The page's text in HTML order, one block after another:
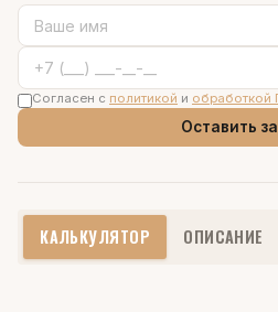
Согласен с политикой и обработкой
Оставить
КАЛЬКУЛЯТОР ОПИСАНИЕ